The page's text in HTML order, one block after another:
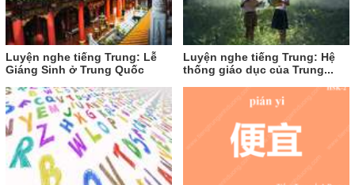
Luyện nghe tiếng Trung: Lễ
Giáng Sinh ở Trung Quốc
Luyện nghe tiếng Trung: Hệ
thống giáo dục của Trung...